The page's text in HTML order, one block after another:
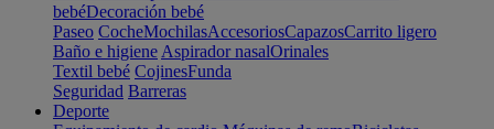
bebéDecoración bebé
Paseo CocheMochilasAccesoriosCapazosCarrito ligero
Baño e higiene Aspirador nasalOrinales
Textil bebé CojinesFunda
Seguridad Barreras
Deporte